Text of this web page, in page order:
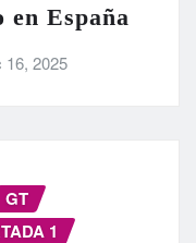
España
16, 2025
GT
1